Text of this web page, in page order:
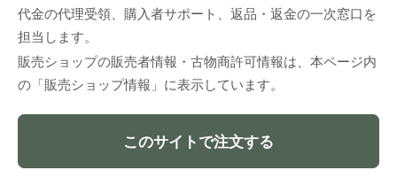
代金の代理受領、購入者サポート、返品・返金の一次窓口を
担当します。
販売ショップの販売者情報・古物商許可情報は、本ページ内
の「販売ショップ情報」に表示しています。
このサイトで注文する